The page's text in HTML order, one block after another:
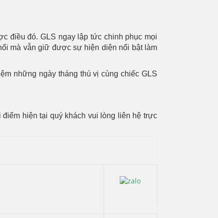
điều đó. GLS ngay lập tức chinh phục mọi
mà vẫn giữ được sự hiện diện nổi bật làm
những ngày tháng thú vị cùng chiếc GLS
hiện tại quý khách vui lòng liên hệ trực